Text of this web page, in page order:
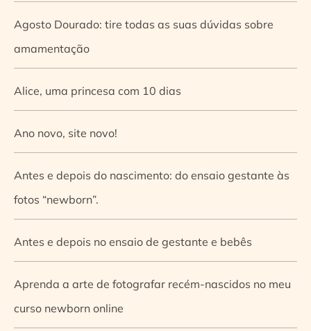
Agosto Dourado: tire todas as suas dúvidas sobre
amamentação
Alice, uma princesa com 10 dias
Ano novo, site novo!
Antes e depois do nascimento: do ensaio gestante às
fotos “newborn”.
Antes e depois no ensaio de gestante e bebês
Aprenda a arte de fotografar recém-nascidos no meu
curso newborn online